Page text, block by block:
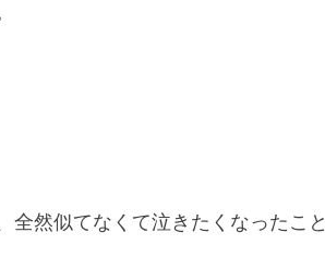
全然似てなくて泣きたくなったこと